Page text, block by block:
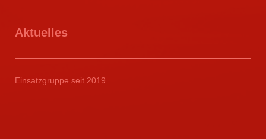
Aktuelles
Einsatzgruppe seit 2019